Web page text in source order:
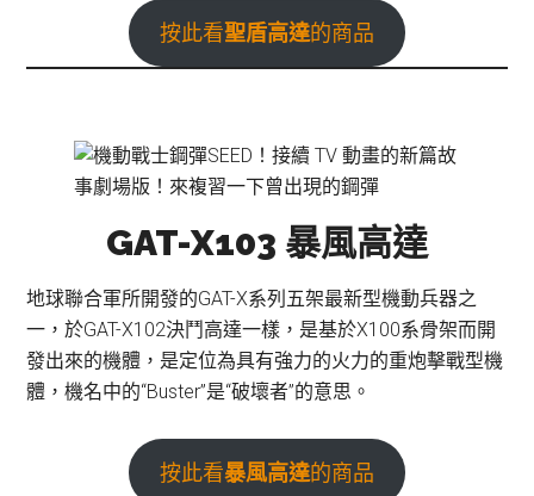
按此看聖盾高達的商品
GAT-X103 暴風高達
地球聯合軍所開發的GAT-X系列五架最新型機動兵器之
一，於GAT-X102決鬥高達一樣，是基於X100系骨架而開
發出來的機體，是定位為具有強力的火力的重炮擊戰型機
體，機名中的“Buster”是“破壞者”的意思。
按此看暴風高達的商品